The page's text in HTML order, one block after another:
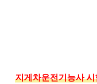
지게차운전기능사